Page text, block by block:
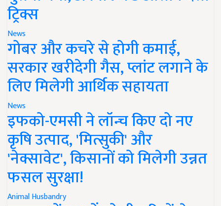
ट्रिक्स
News
गोबर और कचरे से होगी कमाई,
सरकार खरीदेगी गैस, प्लांट लगाने के
लिए मिलेगी आर्थिक सहायता
News
इफको-एमसी ने लॉन्च किए दो नए
कृषि उत्पाद, 'मित्सुकी' और
'नेक्सावेट', किसानों को मिलेगी उन्नत
फसल सुरक्षा!
Animal Husbandry